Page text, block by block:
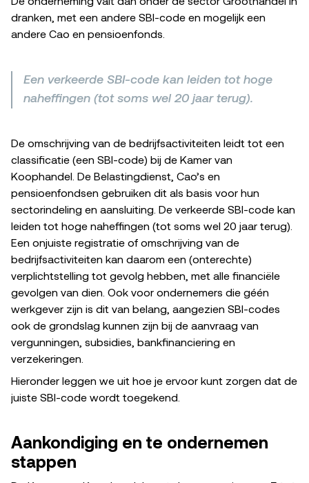
dranken, met een andere SBI-code en mogelijk een
andere Cao en pensioenfonds.
Een verkeerde SBI-code kan leiden tot hoge
naheffingen (tot soms wel 20 jaar terug).
De omschrijving van de bedrijfsactiviteiten leidt tot een
classificatie (een SBI-code) bij de Kamer van
Koophandel. De Belastingdienst, Cao’s en
pensioenfondsen gebruiken dit als basis voor hun
sectorindeling en aansluiting. De verkeerde SBI-code kan
leiden tot hoge naheffingen (tot soms wel 20 jaar terug).
Een onjuiste registratie of omschrijving van de
bedrijfsactiviteiten kan daarom een (onterechte)
verplichtstelling tot gevolg hebben, met alle financiële
gevolgen van dien. Ook voor ondernemers die géén
werkgever zijn is dit van belang, aangezien SBI-codes
ook de grondslag kunnen zijn bij de aanvraag van
vergunningen, subsidies, bankfinanciering en
verzekeringen.
Hieronder leggen we uit hoe je ervoor kunt zorgen dat de
juiste SBI-code wordt toegekend.
Aankondiging en te ondernemen
stappen